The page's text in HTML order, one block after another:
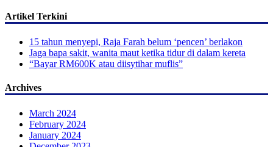
Artikel Terkini
15 tahun menyepi, Raja Farah belum ‘pencen’ berlakon
Jaga bapa sakit, wanita maut ketika tidur di dalam kereta
“Bayar RM600K atau diisytihar muflis”
Archives
March 2024
February 2024
January 2024